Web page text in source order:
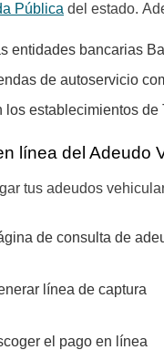
Pública del estado.
entidades bancarias
de autoservicio
los establecimientos de
línea del Adeudo
tus adeudos
de consulta de
línea de captura
el pago en línea